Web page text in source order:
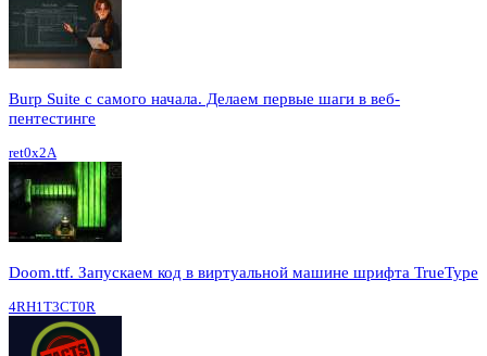
Burp Suite с самого начала. Делаем первые шаги в веб-
пентестинге
ret0x2A
Doom.ttf. Запускаем код в виртуальной машине шрифта TrueType
4RH1T3CT0R